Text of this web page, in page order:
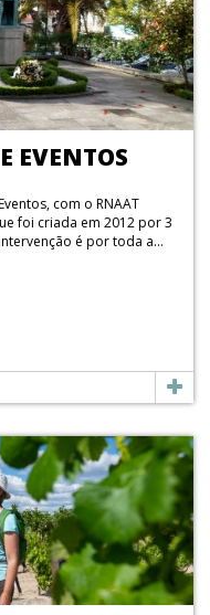
EVENTOS
com o RNAAT
foi criada em 2012 por 3
é por toda a...